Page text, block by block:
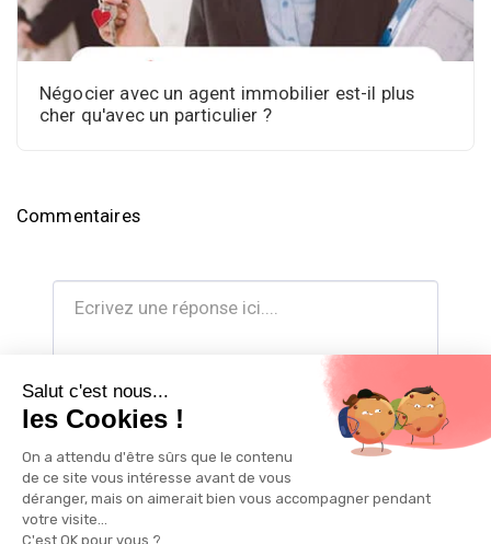
Négocier avec un agent immobilier est-il plus
cher qu'avec un particulier ?
Commentaires